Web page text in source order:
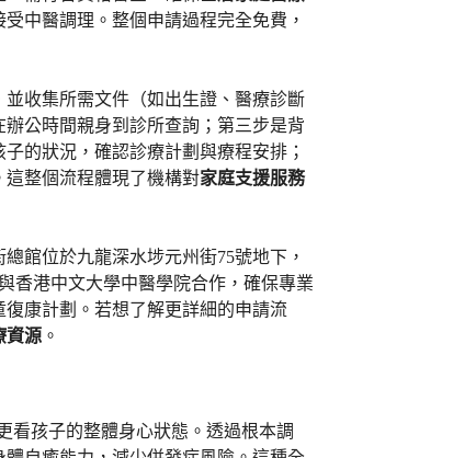
中醫調理。整個申請過程完全免費，
收集所需文件（如出生證、醫療診斷
公時間親身到診所查詢；第三步是背
的狀況，確認診療計劃與療程安排；
整個流程體現了機構對家庭支援服務
館位於九龍深水埗元州街75號地下，
香港中文大學中醫學院合作，確保專業
康計劃。若想了解更詳細的申請流
資源 。
看孩子的整體身心狀態。透過根本調